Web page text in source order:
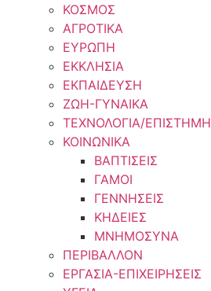
ΚΟΣΜΟΣ
ΑΓΡΟΤΙΚΑ
ΕΥΡΩΠΗ
ΕΚΚΛΗΣΙΑ
ΕΚΠΑΙΔΕΥΣΗ
ΖΩΗ-ΓΥΝΑΙΚΑ
ΤΕΧΝΟΛΟΓΙΑ/ΕΠΙΣΤΗΜΗ
ΚΟΙΝΩΝΙΚΑ
ΒΑΠΤΙΣΕΙΣ
ΓΑΜΟΙ
ΓΕΝΝΗΣΕΙΣ
ΚΗΔΕΙΕΣ
ΜΝΗΜΟΣΥΝΑ
ΠΕΡΙΒΑΛΛΟΝ
ΕΡΓΑΣΙΑ-ΕΠΙΧΕΙΡΗΣΕΙΣ